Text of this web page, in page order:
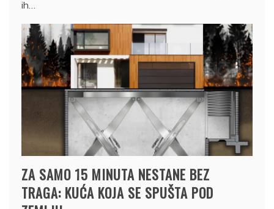
ih…
ZA SAMO 15 MINUTA NESTANE BEZ
TRAGA: KUĆA KOJA SE SPUŠTA POD